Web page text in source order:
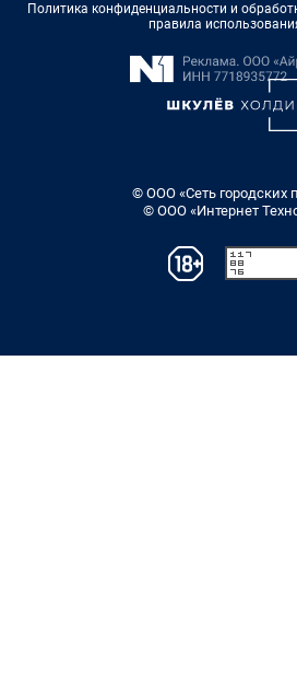
Политика конфиденциальности и
правила
© ООО «Сеть городских
© ООО «Интернет